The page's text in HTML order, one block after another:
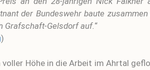
der Bundeswehr baute
Grafschaft-Gelsdorf auf.“
)
Höhe in die Arbeit im Ahrtal